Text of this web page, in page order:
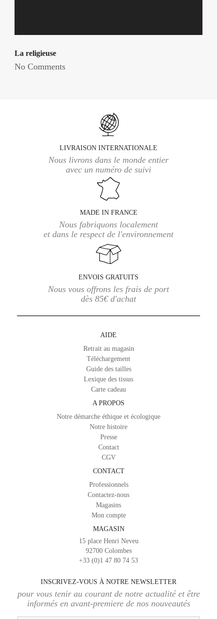
La religieuse
No Comments
LIVRAISON INTERNATIONALE
Nous livrons dans le monde entier
avec un numéro de suivi
MADE IN FRANCE
Nous fabriquons localement
et dans le respect de l'environnement
ENVOIS GRATUITS
Nous vous offrons les frais de port
dès 85€ d'achat
AIDE
Retrait au magasin
Téléchargement
Guide des tailles
Lexique des tissus
Carte cadeau
A PROPOS
Notre démarche éthique et écologique
Notre histoire
Presse
Contact
CGV
CONTACT
Professionnels
Contactez-nous
Magasins
Mon compte
MAGASIN
15 place Henri Neveu
92700 Colombes
+33 (0)1 47 80 74 53
INSCRIVEZ-VOUS À NOTRE NEWSLETTER
pour vous tenir au courant de notre actualité et être
informés en avant-premiere de nos nouveautés